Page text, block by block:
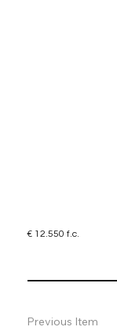
€ 12.550 f.c.
Previous Item